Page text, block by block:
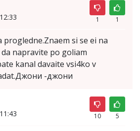
1 1
progledne.Znaem si se ei na
napravite po goliam
kanal davaite vsi4ko v
-джони
10 5